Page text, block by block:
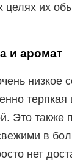
целях их
и аромат
низкое
Это также
в
нет